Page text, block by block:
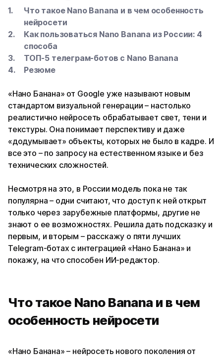
Что такое Nano Banana и в чем особенность
нейросети
Как пользоваться Nano Banana из России: 4
способа
ТОП-5 телеграм-ботов с Nano Banana
Резюме
«Нано Банана» от Google уже называют новым
стандартом визуальной генерации – настолько
реалистично нейросеть обрабатывает свет, тени и
текстуры. Она понимает перспективу и даже
«додумывает» объекты, которых не было в кадре. И
все это – по запросу на естественном языке и без
технических сложностей.
Несмотря на это, в России модель пока не так
популярна – одни считают, что доступ к ней открыт
только через зарубежные платформы, другие не
знают о ее возможностях. Решила дать подсказку и
первым, и вторым – расскажу о пяти лучших
Telegram-ботах с интеграцией «Нано Банана» и
покажу, на что способен ИИ-редактор.
Что такое Nano Banana и в чем
особенность нейросети
«Нано Банана» – нейросеть нового поколения от